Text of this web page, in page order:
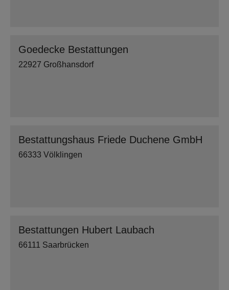
Goedecke Bestattungen
22927 Großhansdorf
Bestattungshaus Friede Duchene GmbH
66333 Völklingen
Bestattungen Hubert Laubach
66111 Saarbrücken